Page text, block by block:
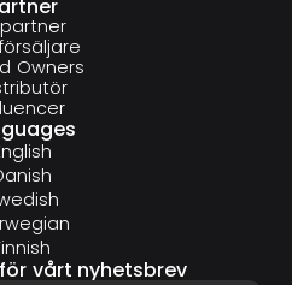
partner
Owners
vårt nyhetsbrev